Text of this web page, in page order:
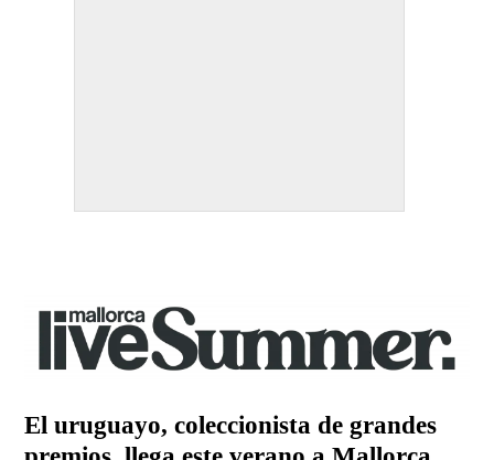
El uruguayo, coleccionista de grandes